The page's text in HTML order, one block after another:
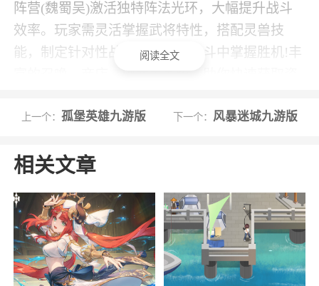
阵营(魏蜀吴)激活独特阵法光环，大幅提升战斗
效率。玩家需灵活掌握武将特性，搭配灵兽技
能，制定针对性战术，才能在战斗中掌握胜机!丰
小编评价
1、玩法简单有趣。玩家在游戏中可以看到经
典的农场偷菜玩法，给玩家带来满满的童年回
忆。欢迎大家下载玩耍
2、玩家在游戏中需要收集更多的卡牌进行合
阅读全文
上一个： 孤堡英雄九游版 下一个： 风暴迷城九游版
相关文章